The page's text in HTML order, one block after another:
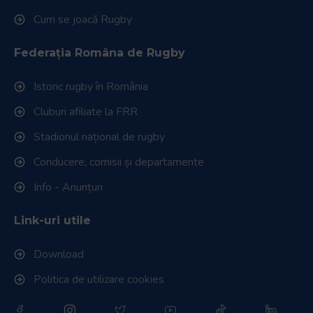
Cum se joacă Rugby
Federația Româna de Rugby
Istoric rugby în România
Cluburi afiliate la FRR
Stadionul național de rugby
Conducere, comisii și departamente
Info - Anunțuri
Link-uri utile
Download
Politica de utilizare cookies